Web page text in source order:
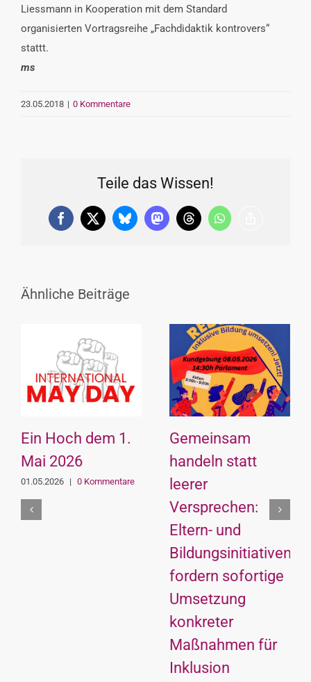
Liessmann in Kooperation mit dem Standard
organisierten Vortragsreihe „Fachdidaktik kontrovers“
stattt.
ms
23.05.2018 | 0 Kommentare
Teile das Wissen!
Facebook
X BlueskyMastodonThreadsWhatsApp
Ähnliche Beiträge
Ein Hoch dem 1.
Mai 2026
01.05.2026 | 0 Kommentare
Gemeinsam
handeln statt
leerer
Versprechen:
Eltern- und
Bildungsinitiativen
fordern sofortige
Umsetzung
konkreter
Maßnahmen für
Inklusion